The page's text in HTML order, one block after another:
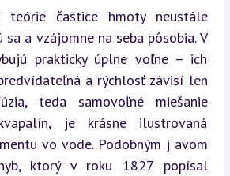
teórie častice hmoty neustále
sa a vzájomne na seba pôsobia. V
prakticky úplne voľne – ich
a rýchlosť závisí len
teda samovoľné miešanie
je krásne ilustrovaná
vo vode. Podobným j avom
ktorý v roku 1827 popísal